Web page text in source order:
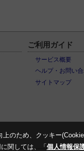
ご利用ガイド
サービス概要
ヘルプ・お問い
サイトマップ
のため、クッキー
関しては、「 個人情報保